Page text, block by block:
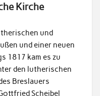
Kirche
und
und einer neuen
1817 kam es zu
den lutherischen
Breslauers
Scheibel